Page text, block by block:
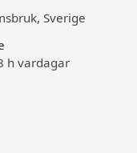
Sverige
h vardagar